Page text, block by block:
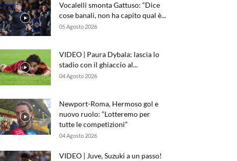
Vocalelli smonta Gattuso: “Dice
cose banali, non ha capito qual è...
05 Agosto 2026
VIDEO | Paura Dybala: lascia lo
stadio con il ghiaccio al...
04 Agosto 2026
Newport-Roma, Hermoso gol e
nuovo ruolo: “Lotteremo per
tutte le competizioni”
04 Agosto 2026
VIDEO | Juve, Suzuki a un passo!